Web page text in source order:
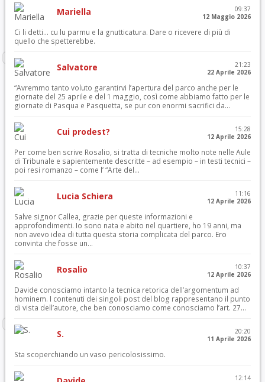
Mariella
09:37
12 Maggio 2026
Ci li detti… cu lu parmu e la gnutticatura. Dare o ricevere di più di
quello che spetterebbe.
Salvatore
21:23
22 Aprile 2026
“Avremmo tanto voluto garantirvi l’apertura del parco anche per le
giornate del 25 aprile e del 1 maggio, così come abbiamo fatto per le
giornate di Pasqua e Pasquetta, se pur con enormi sacrifici da...
Cui prodest?
15:28
12 Aprile 2026
Per come ben scrive Rosalio, si tratta di tecniche molto note nelle Aule
di Tribunale e sapientemente descritte – ad esempio – in testi tecnici –
poi resi romanzo – come l’ “Arte del...
Lucia Schiera
11:16
12 Aprile 2026
Salve signor Callea, grazie per queste informazioni e
approfondimenti. Io sono nata e abito nel quartiere, ho 19 anni, ma
non avevo idea di tutta questa storia complicata del parco. Ero
convinta che fosse un...
Rosalio
10:37
12 Aprile 2026
Davide conosciamo intanto la tecnica retorica dell’argomentum ad
hominem. I contenuti dei singoli post del blog rappresentano il punto
di vista dell’autore, che ben conosciamo come conosciamo l’art. 27...
S.
20:20
11 Aprile 2026
Sta scoperchiando un vaso pericolosissimo.
12:14